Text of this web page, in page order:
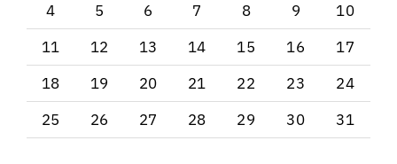
4
5 6 7 8 9
10
11
12 13 14 15 16
17
18
19 20 21 22 23
24
25
26 27 28 29 30 31